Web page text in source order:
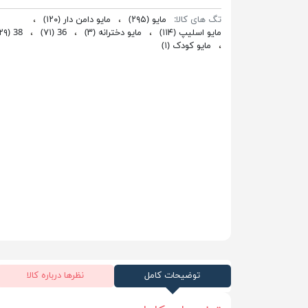
تگ های کالا: مایو(۲۹۵) ، مایو دامن دار(۱۲۰)
،
مایو اسلیپ(۱۱۴) ، مایو دخترانه(۳) ، 36 (۷۱) ، 38
،
مایو کودک(۱)
توضیحات کامل نظرها درباره کالا